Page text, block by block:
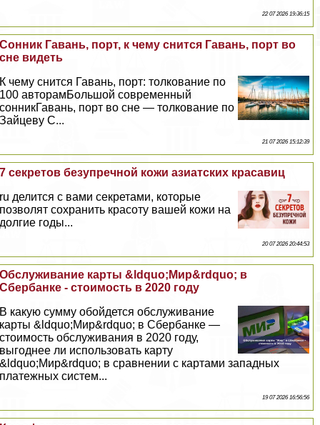
22 07 2026 19:36:15
Сонник Гавань, порт, к чему снится Гавань, порт во
сне видеть
К чему снится Гавань, порт: толкование по
100 авторамБольшой современный
сонникГавань, порт во сне — толкование по
Зайцеву С...
21 07 2026 15:12:39
7 секретов безупречной кожи азиатских красавиц
ru делится с вами секретами, которые
позволят сохранить красоту вашей кожи на
долгие годы...
20 07 2026 20:44:53
Обслуживание карты &ldquo;Мир&rdquo; в
Сбербанке - стоимость в 2020 году
В какую сумму обойдется обслуживание
карты &ldquo;Мир&rdquo; в Сбербанке —
стоимость обслуживания в 2020 году,
выгоднее ли использовать карту
&ldquo;Мир&rdquo; в сравнении с картами западных
платежных систем...
19 07 2026 16:56:56